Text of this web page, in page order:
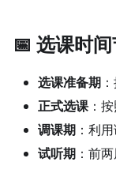
📅 选课时
选课准备期
正式选课 ：
调课期 ：利
试听期 ：前